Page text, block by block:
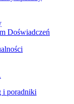
Doświadczeń
i poradniki